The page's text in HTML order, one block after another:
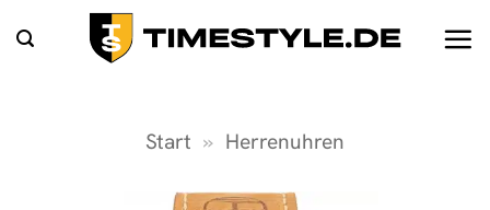
Inhalt
Start » Herrenuhren